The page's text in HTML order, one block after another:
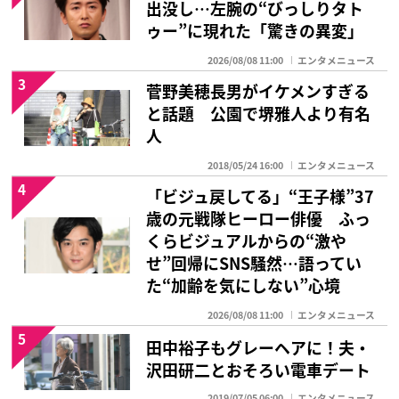
出没し…左腕の“びっしりタト
ゥー”に現れた「驚きの異変」
2026/08/08 11:00 エンタメニュース
菅野美穂長男がイケメンすぎる
と話題 公園で堺雅人より有名
人
2018/05/24 16:00 エンタメニュース
3
「ビジュ戻してる」“王子様”37
歳の元戦隊ヒーロー俳優 ふっ
くらビジュアルからの“激や
せ”回帰にSNS騒然…語ってい
た“加齢を気にしない”心境
2026/08/08 11:00 エンタメニュース
4
田中裕子もグレーヘアに！夫・
沢田研二とおそろい電車デート
5